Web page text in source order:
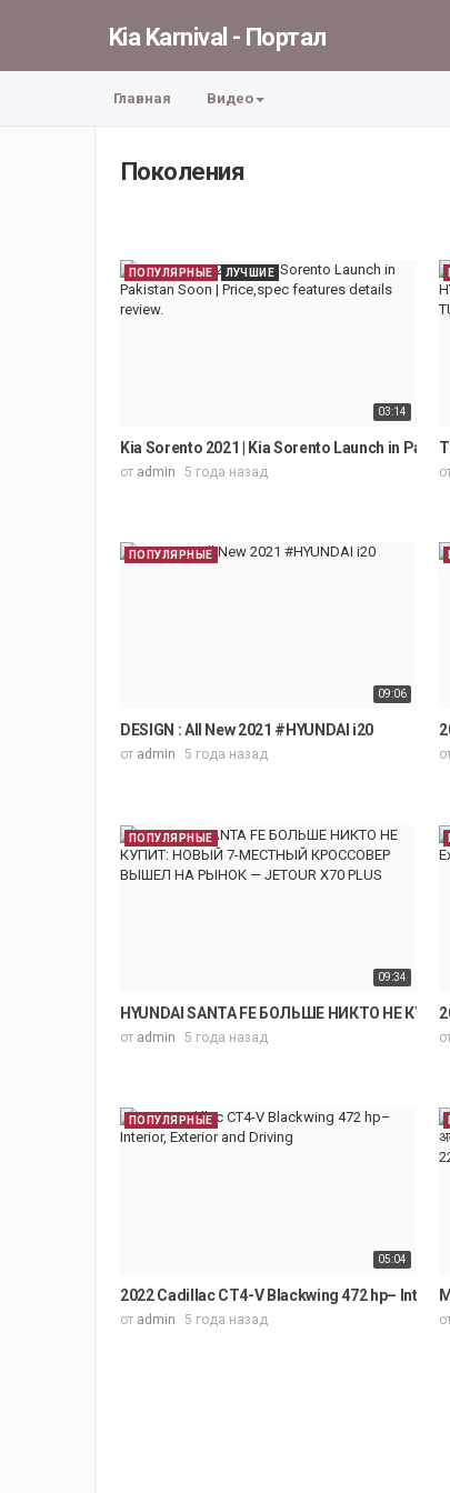
Kia Karnival - Портал
Главная Видео
Поколения
03:14
ПОПУЛЯРНЫЕ ЛУЧШИЕ
Kia Sorento 2021 | Kia Sorento Launch in
от admin 5 года назад
09:06
ПОПУЛЯРНЫЕ
DESIGN : All New 2021 #HYUNDAI i20
от admin 5 года назад
09:34
ПОПУЛЯРНЫЕ
HYUNDAI SANTA FE БОЛЬШЕ НИКТО НЕ
от admin 5 года назад
05:04
ПОПУЛЯРНЫЕ
2022 Cadillac CT4-V Blackwing 472 hp–
от admin 5 года назад